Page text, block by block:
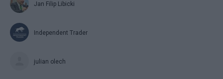
Jan Filip Libicki
Independent Trader
julian olech